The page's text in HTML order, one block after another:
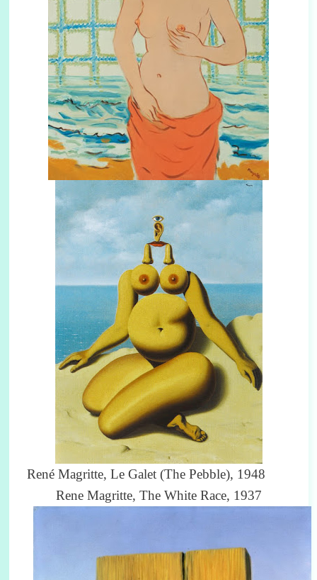
René Magritte, Le Galet (The Pebble), 1948
Rene Magritte, The White Race, 1937